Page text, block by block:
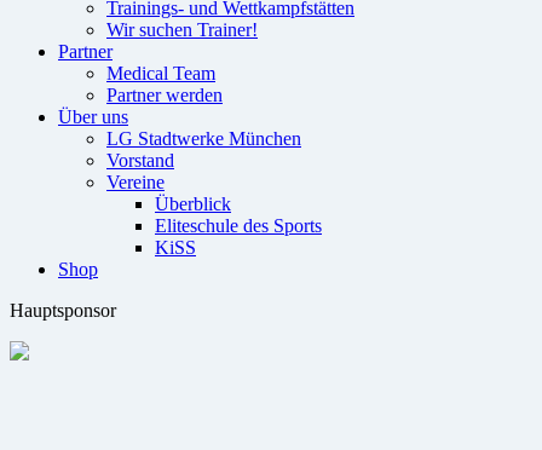
Trainings- und Wettkampfstätten
Wir suchen Trainer!
Partner
Medical Team
Partner werden
Über uns
LG Stadtwerke München
Vorstand
Vereine
Überblick
Eliteschule des Sports
KiSS
Shop
Hauptsponsor